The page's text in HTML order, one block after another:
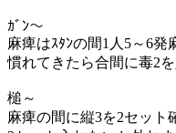
ｶﾞﾝ～
麻痺はｽﾀﾝの間1人5～6発
慣れてきたら合間に毒2
槌～
麻痺の間に縦3を2セット